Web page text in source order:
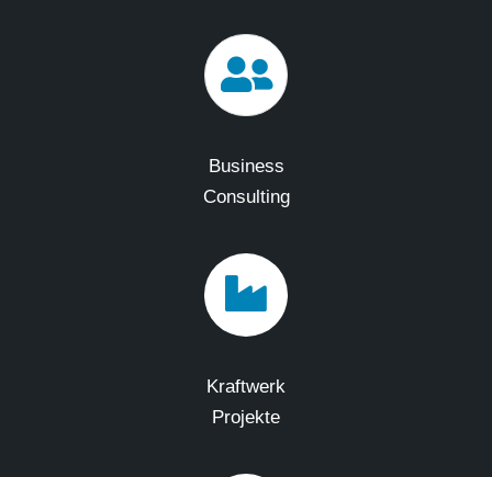
Business
Consulting
Kraftwerk
Projekte